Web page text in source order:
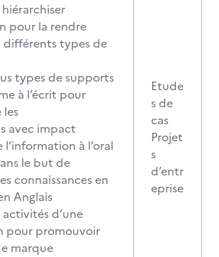
pour la rendre
différents types de
types de supports
à l’écrit pour
avec impact
à l’oral
le but de
connaissances en
Anglais
d’une
pour promouvoir
marque
Etude
s de
cas
Projet
s
d’entr
eprise